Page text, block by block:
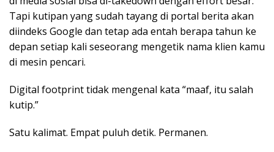
Tapi kutipan yang sudah tayang di portal berita akan
diindeks Google dan tetap ada entah berapa tahun ke
depan setiap kali seseorang mengetik nama klien kamu
di mesin pencari.
Digital footprint tidak mengenal kata “maaf, itu salah
kutip.”
Satu kalimat. Empat puluh detik. Permanen.